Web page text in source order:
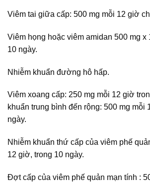
Viêm tai giữa cấp: 500 mg mỗi 12 giờ
Viêm họng hoặc viêm amidan 500 mg x
10 ngày.
Nhiễm khuẩn đường hô hấp.
Viêm xoang cấp: 250 mg mỗi 12 giờ
khuẩn trung bình đến rộng: 500 mg mỗi
ngày.
Nhiễm khuẩn thứ cấp của viêm phế
12 giờ, trong 10 ngày.
Đợt cấp của viêm phế quản mạn tính :